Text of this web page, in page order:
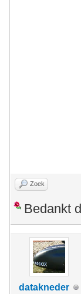
Zoek
Bedankt
datakneder